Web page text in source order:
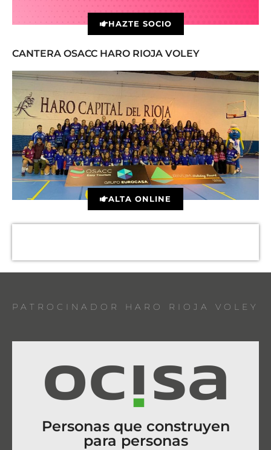
HAZTE SOCIO
CANTERA OSACC HARO RIOJA VOLEY
ALTA ONLINE
PATROCINADOR HARO RIOJA VOLEY
Personas que construyen
para personas